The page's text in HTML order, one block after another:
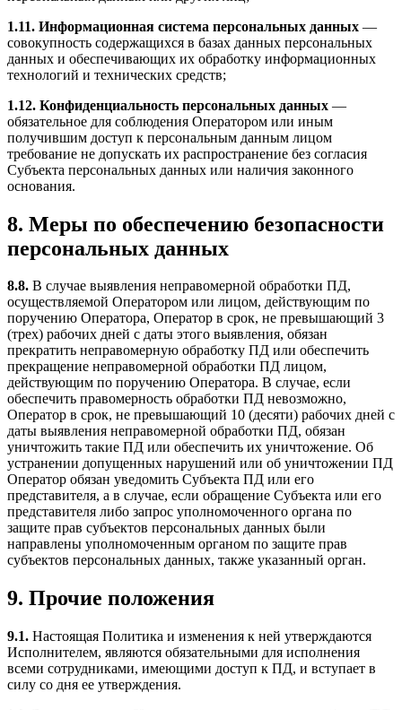
1.11. Информационная система персональных данных —
совокупность содержащихся в базах данных персональных
данных и обеспечивающих их обработку информационных
технологий и технических средств;
1.12. Конфиденциальность персональных данных —
обязательное для соблюдения Оператором или иным
получившим доступ к персональным данным лицом
требование не допускать их распространение без согласия
Субъекта персональных данных или наличия законного
основания.
8. Меры по обеспечению безопасности
персональных данных
8.8. В случае выявления неправомерной обработки ПД,
осуществляемой Оператором или лицом, действующим по
поручению Оператора, Оператор в срок, не превышающий 3
(трех) рабочих дней с даты этого выявления, обязан
прекратить неправомерную обработку ПД или обеспечить
прекращение неправомерной обработки ПД лицом,
действующим по поручению Оператора. В случае, если
обеспечить правомерность обработки ПД невозможно,
Оператор в срок, не превышающий 10 (десяти) рабочих дней с
даты выявления неправомерной обработки ПД, обязан
уничтожить такие ПД или обеспечить их уничтожение. Об
устранении допущенных нарушений или об уничтожении ПД
Оператор обязан уведомить Субъекта ПД или его
представителя, а в случае, если обращение Субъекта или его
представителя либо запрос уполномоченного органа по
защите прав субъектов персональных данных были
направлены уполномоченным органом по защите прав
субъектов персональных данных, также указанный орган.
9. Прочие положения
9.1. Настоящая Политика и изменения к ней утверждаются
Исполнителем, являются обязательными для исполнения
всеми сотрудниками, имеющими доступ к ПД, и вступает в
силу со дня ее утверждения.